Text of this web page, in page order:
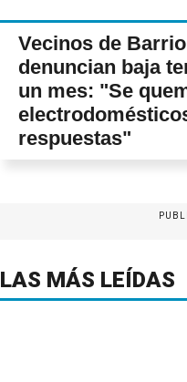
Vecinos de
denuncian baja
un mes: "Se
respuestas"
LAS MÁS LEÍDAS